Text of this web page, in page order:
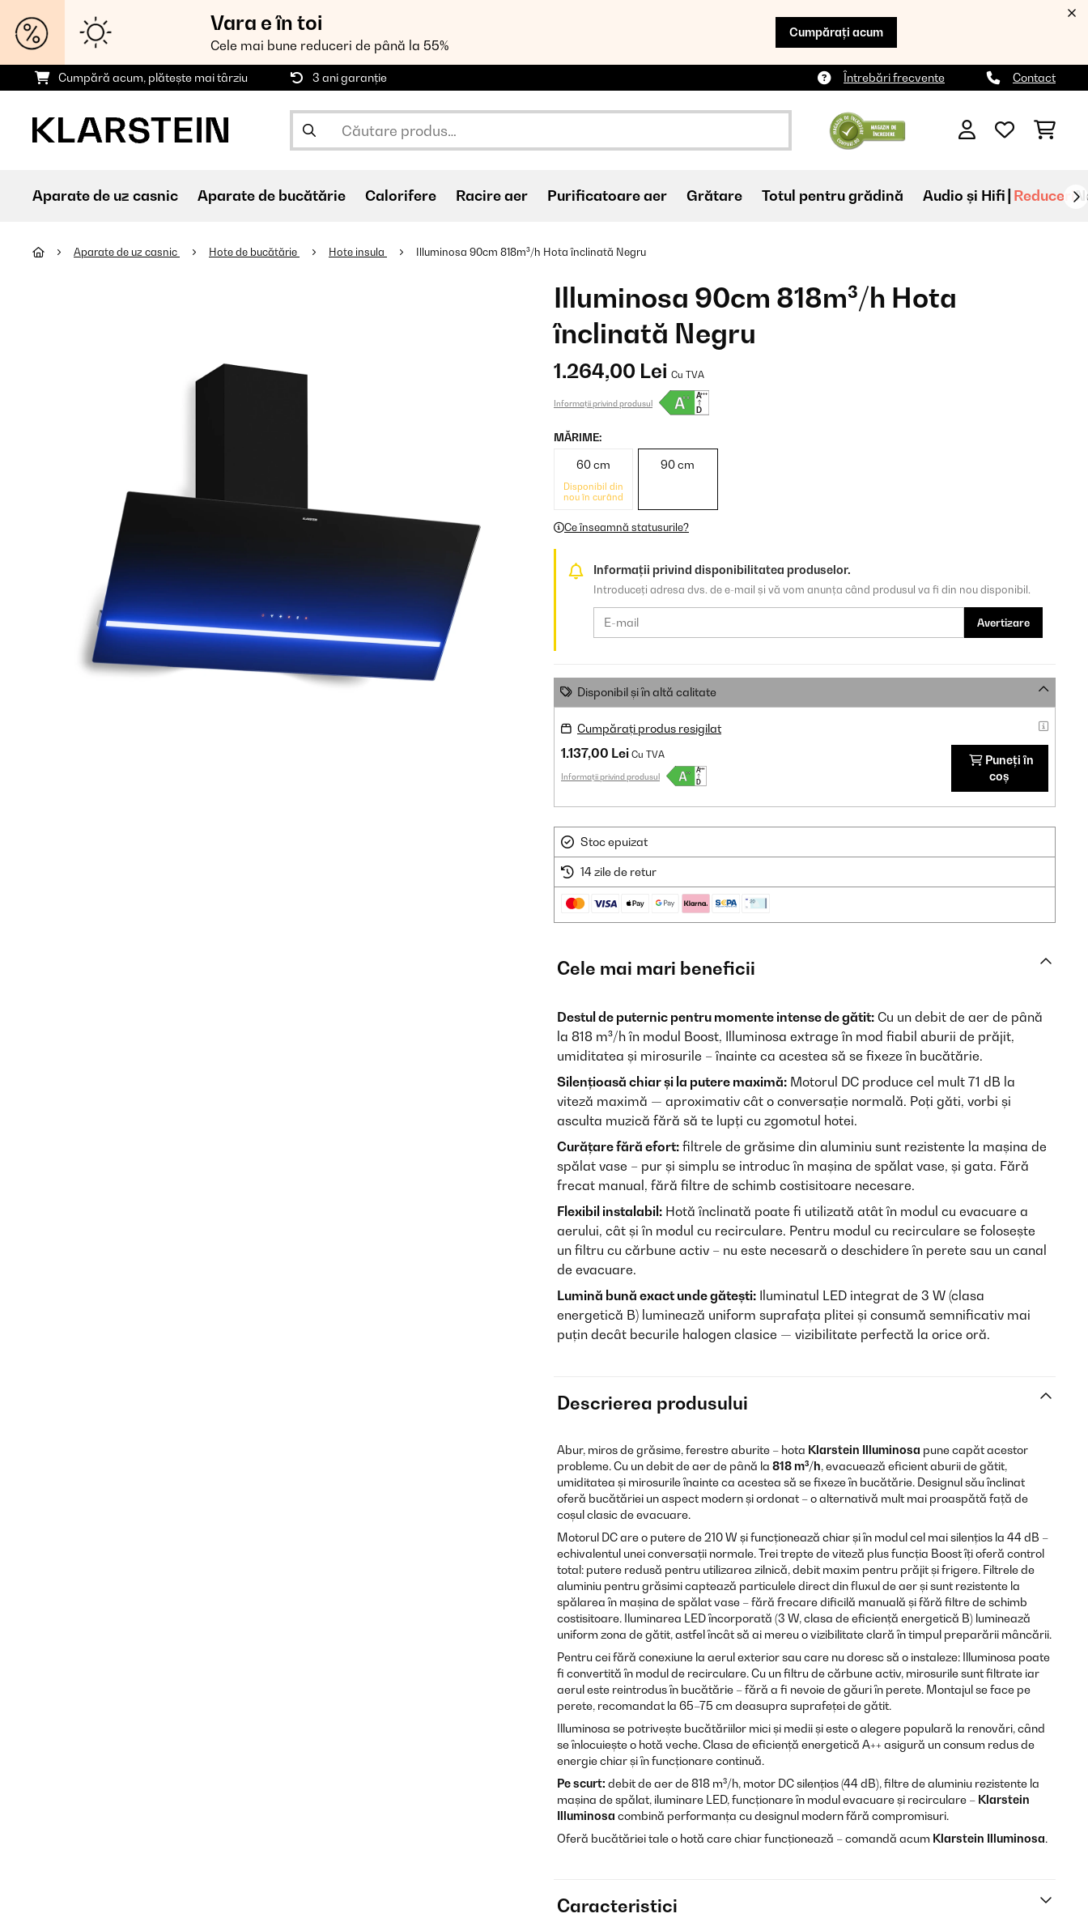
Vara e în toi
Cele mai bune reduceri de până la 55%
Cumpărați acum
Cumpără acum, plătește mai târziu 3 ani garanție Întrebări frecvente Contact
Aparate de uz casnic Aparate de bucătărie Calorifere Racire aer Purificatoare aer Grătare Totul pentru grădină Audio și Hifi Reduceri
Aparate de uz casnic Hote de bucătărie Hote insula Illuminosa 90cm 818m³/h Hota înclinată Negru
Illuminosa 90cm 818m³/h Hota
înclinată Negru
1.264,00 Lei Cu TVA
Informații privind produsul
MĂRIME:
60 cm
Disponibil din
nou în curând
90 cm
Ce înseamnă statusurile?
Informații privind disponibilitatea produselor.
Introduceți adresa dvs. de e-mail și vă vom anunța când produsul va fi din nou disponibil.
Avertizare
Disponibil și în altă calitate
Cumpărați produs resigilat
1.137,00 Lei Cu TVA
Informații privind produsul
Puneți în
coș
Stoc epuizat
14 zile de retur
Cele mai mari beneficii
Destul de puternic pentru momente intense de gătit: Cu un debit de aer de până
la 818 m³/h în modul Boost, Illuminosa extrage în mod fiabil aburii de prăjit,
umiditatea și mirosurile – înainte ca acestea să se fixeze în bucătărie.
Silențioasă chiar și la putere maximă: Motorul DC produce cel mult 71 dB la
viteză maximă — aproximativ cât o conversație normală. Poți găti, vorbi și
asculta muzică fără să te lupți cu zgomotul hotei.
Curățare fără efort: filtrele de grăsime din aluminiu sunt rezistente la mașina de
spălat vase – pur și simplu se introduc în mașina de spălat vase, și gata. Fără
frecat manual, fără filtre de schimb costisitoare necesare.
Flexibil instalabil: Hotă înclinată poate fi utilizată atât în modul cu evacuare a
aerului, cât și în modul cu recirculare. Pentru modul cu recirculare se folosește
un filtru cu cărbune activ – nu este necesară o deschidere în perete sau un canal
de evacuare.
Lumină bună exact unde gătești: Iluminatul LED integrat de 3 W (clasa
energetică B) luminează uniform suprafața plitei și consumă semnificativ mai
puțin decât becurile halogen clasice — vizibilitate perfectă la orice oră.
Descrierea produsului
Abur, miros de grăsime, ferestre aburite – hota Klarstein Illuminosa pune capăt acestor
probleme. Cu un debit de aer de până la 818 m³/h, evacuează eficient aburii de gătit,
umiditatea și mirosurile înainte ca acestea să se fixeze în bucătărie. Designul său înclinat
oferă bucătăriei un aspect modern și ordonat – o alternativă mult mai proaspătă față de
coșul clasic de evacuare.
Motorul DC are o putere de 210 W și funcționează chiar și în modul cel mai silențios la 44 dB –
echivalentul unei conversații normale. Trei trepte de viteză plus funcția Boost îți oferă control
total: putere redusă pentru utilizarea zilnică, debit maxim pentru prăjit și frigere. Filtrele de
aluminiu pentru grăsimi captează particulele direct din fluxul de aer și sunt rezistente la
spălarea în mașina de spălat vase – fără frecare dificilă manuală și fără filtre de schimb
costisitoare. Iluminarea LED încorporată (3 W, clasa de eficiență energetică B) luminează
uniform zona de gătit, astfel încât să ai mereu o vizibilitate clară în timpul preparării mâncării.
Pentru cei fără conexiune la aerul exterior sau care nu doresc să o instaleze: Illuminosa poate
fi convertită în modul de recirculare. Cu un filtru de cărbune activ, mirosurile sunt filtrate iar
aerul este reintrodus în bucătărie – fără a fi nevoie de găuri în perete. Montajul se face pe
perete, recomandat la 65–75 cm deasupra suprafeței de gătit.
Illuminosa se potrivește bucătăriilor mici și medii și este o alegere populară la renovări, când
se înlocuiește o hotă veche. Clasa de eficiență energetică A++ asigură un consum redus de
energie chiar și în funcționare continuă.
Pe scurt: debit de aer de 818 m³/h, motor DC silențios (44 dB), filtre de aluminiu rezistente la
mașina de spălat, iluminare LED, funcționare în modul evacuare și recirculare – Klarstein
Illuminosa combină performanța cu designul modern fără compromisuri.
Oferă bucătăriei tale o hotă care chiar funcționează – comandă acum Klarstein Illuminosa.
Caracteristici